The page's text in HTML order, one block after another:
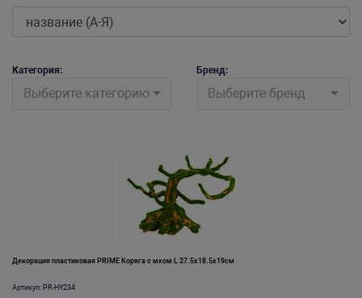
Категория:
Выберите категорию
Бренд:
Выберите бренд
Декорация пластиковая PRIME Коряга с мхом L 27.5х18.5х19см
Артикул: PR-HY234